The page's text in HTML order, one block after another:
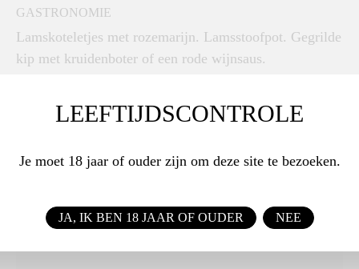
GASTRONOMIE
Lamskoteletjes met rozemarijn. Lamsstoofpot. Gegrilde
kip met kruidenboter of een rode wijnsaus.
geitenkaas. Paddenstoelenrisotto. Geroosterde groenten
zoals aubergine, paprika en courgette met een vleugje
REVIEWS
LEEFTIJDSCONTROLE
Je moet 18 jaar of ouder zijn om deze site te bezoeken.
JA, IK BEN 18 JAAR OF OUDER NEE